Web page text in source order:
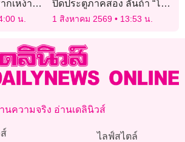
กเหง้า
FIE’น.
ปิดประตูภาคสอง ลั่นถ้า “โจ
ฮัน” อยากรีแมตช์ต้องจ่ายเงิน
1 สิงหาคม 2569 13:53 น.
นความจริง อ่านเดลินิวส์
ไลฟ์สไตล์